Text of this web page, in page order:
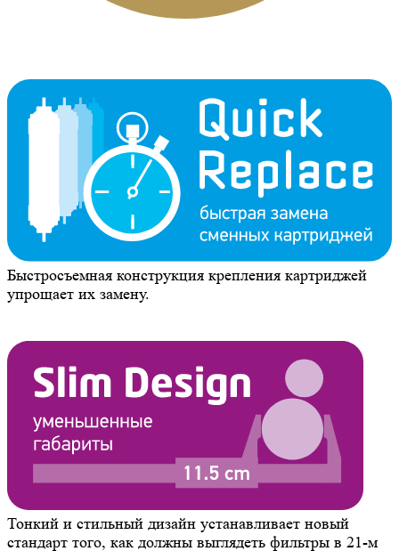
Быстросъемная конструкция крепления картриджей
упрощает их замену.
Тонкий и стильный дизайн устанавливает новый
стандарт того, как должны выглядеть фильтры в 21-м